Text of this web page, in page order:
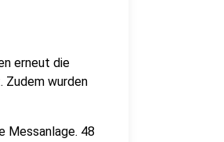
erneut die
Zudem wurden
Messanlage. 48